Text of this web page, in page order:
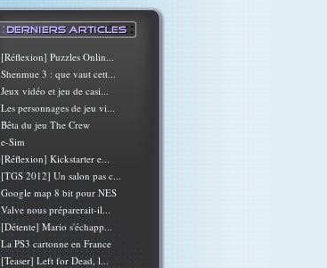
[Réflexion] Puzzles Onlin...
Shenmue 3 : que vaut cett...
Jeux vidéo et jeu de casi...
Les personnages de jeu vi...
Bêta du jeu The Crew
e-Sim
[Réflexion] Kickstarter e...
[TGS 2012] Un salon pas c...
Google map 8 bit pour NES
Valve nous préparerait-il...
[Détente] Mario s'échapp...
La PS3 cartonne en France
[Teaser] Left for Dead, l...